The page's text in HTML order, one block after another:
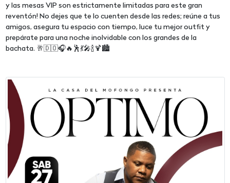
y las mesas VIP son estrictamente limitadas para este gran
reventón! No dejes que te lo cuenten desde las redes; reúne a tus
amigos, asegura tu espacio con tiempo, luce tu mejor outfit y
prepárate para una noche inolvidable con los grandes de la
bachata. 🥂🇩🇴🎧🔥🕺💃🎤🍾🍹🏙️